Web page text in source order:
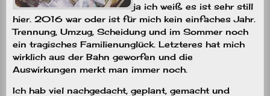
ja ich weiß es ist sehr still
hier. 2016 war oder ist für mich kein einfaches Jahr.
Trennung, Umzug, Scheidung und im Sommer noch
ein tragisches Familienunglück. Letzteres hat mich
wirklich aus der Bahn geworfen und die
Auswirkungen merkt man immer noch.
Ich hab viel nachgedacht, geplant, gemacht und